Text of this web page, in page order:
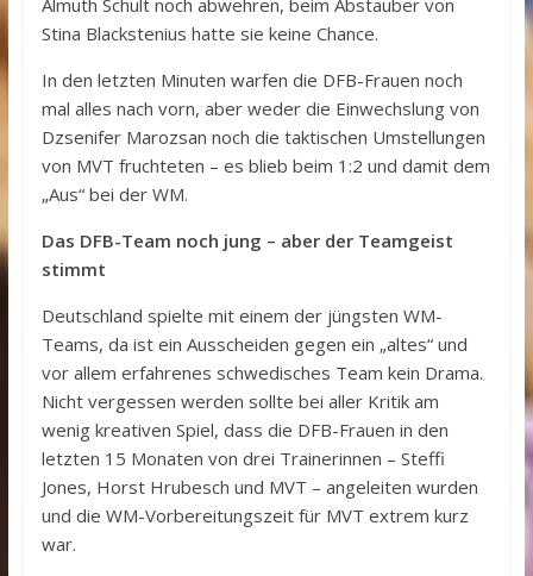
Stina Blackstenius hatte sie keine Chance.
In den letzten Minuten warfen die DFB-Frauen noch
mal alles nach vorn, aber weder die Einwechslung von
Dzsenifer Marozsan noch die taktischen Umstellungen
von MVT fruchteten – es blieb beim 1:2 und damit dem
„Aus“ bei der WM.
Das DFB-Team noch jung – aber der Teamgeist
stimmt
Deutschland spielte mit einem der jüngsten WM-
Teams, da ist ein Ausscheiden gegen ein „altes“ und
vor allem erfahrenes schwedisches Team kein Drama.
Nicht vergessen werden sollte bei aller Kritik am
wenig kreativen Spiel, dass die DFB-Frauen in den
letzten 15 Monaten von drei Trainerinnen – Steffi
Jones, Horst Hrubesch und MVT – angeleiten wurden
und die WM-Vorbereitungszeit für MVT extrem kurz
war.